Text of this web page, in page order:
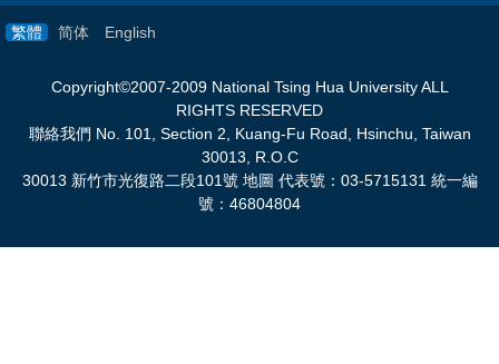
繁體 简体 English
Copyright©2007-2009 National Tsing Hua University ALL
RIGHTS RESERVED
聯絡我們 No. 101, Section 2, Kuang-Fu Road, Hsinchu, Taiwan
30013, R.O.C
30013 新竹市光復路二段101號 地圖 代表號： 03-5715131 統一編
號： 46804804